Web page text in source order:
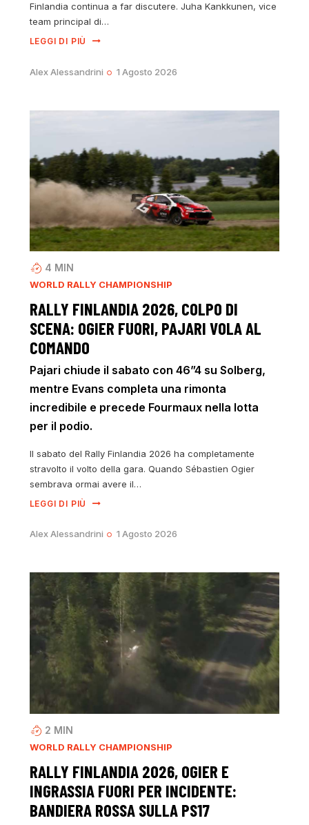
Finlandia continua a far discutere. Juha Kankkunen, vice
team principal di…
LEGGI DI PIÙ
Alex Alessandrini 1 Agosto 2026
4 MIN
WORLD RALLY CHAMPIONSHIP
RALLY FINLANDIA 2026, COLPO DI
SCENA: OGIER FUORI, PAJARI VOLA AL
COMANDO
Pajari chiude il sabato con 46”4 su Solberg,
mentre Evans completa una rimonta
incredibile e precede Fourmaux nella lotta
per il podio.
Il sabato del Rally Finlandia 2026 ha completamente
stravolto il volto della gara. Quando Sébastien Ogier
sembrava ormai avere il…
LEGGI DI PIÙ
Alex Alessandrini 1 Agosto 2026
2 MIN
WORLD RALLY CHAMPIONSHIP
RALLY FINLANDIA 2026, OGIER E
INGRASSIA FUORI PER INCIDENTE:
BANDIERA ROSSA SULLA PS17